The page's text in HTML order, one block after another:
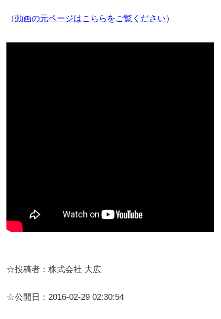
（動画の元ページはこちらをご覧ください）
☆投稿者：株式会社 大広
☆公開日：2016-02-29 02:30:54